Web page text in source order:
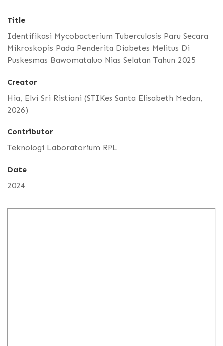
Title
Identifikasi Mycobacterium Tuberculosis Paru Secara
Mikroskopis Pada Penderita Diabetes Melitus Di
Puskesmas Bawomataluo Nias Selatan Tahun 2025
Creator
Hia, Elvi Sri Ristiani (STIKes Santa Elisabeth Medan,
2026)
Contributor
Teknologi Laboratorium RPL
Date
2024